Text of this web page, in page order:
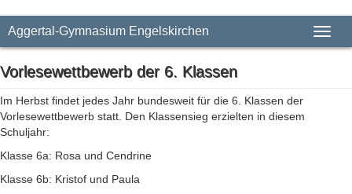
Aggertal-Gymnasium Engelskirchen
Vorlesewettbewerb der 6. Klassen
Im Herbst findet jedes Jahr bundesweit für die 6. Klassen der
Vorlesewettbewerb statt. Den Klassensieg erzielten in diesem
Schuljahr:
Klasse 6a: Rosa und Cendrine
Klasse 6b: Kristof und Paula